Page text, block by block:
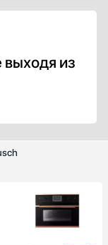
выходя из